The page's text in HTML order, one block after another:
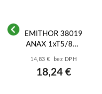
EMITHOR 38019
ANAX 1xT5/8W,
WHITE,DIRECT
14,83 € bez DPH
18,24 €